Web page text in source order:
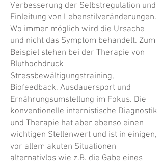
Verbesserung der Selbstregulation und
Einleitung von Lebenstilveränderungen.
Wo immer möglich wird die Ursache
und nicht das Symptom behandelt. Zum
Beispiel stehen bei der Therapie von
Bluthochdruck
Stressbewältigungstraining,
Biofeedback, Ausdauersport und
Ernährungsumstellung im Fokus. Die
konventionelle internistische Diagnostik
und Therapie hat aber ebenso einen
wichtigen Stellenwert und ist in einigen,
vor allem akuten Situationen
alternativlos wie z.B. die Gabe eines